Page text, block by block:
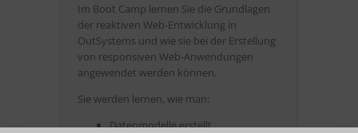
Im Boot Camp lernen Sie die Grundlagen
der reaktiven Web-Entwicklung in
OutSystems und wie sie bei der Erstellung
von responsiven Web-Anwendungen
angewendet werden können.
Sie werden lernen, wie man:
Datenmodelle erstellt